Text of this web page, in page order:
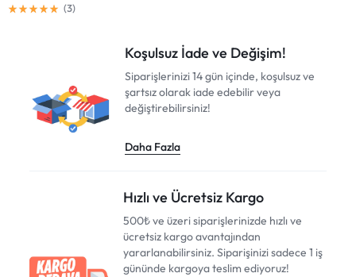
Koşulsuz İade ve Değişim!
Siparişlerinizi 14 gün içinde, koşulsuz ve
şartsız olarak iade edebilir veya
değiştirebilirsiniz!
Daha Fazla
Hızlı ve Ücretsiz Kargo
500₺ ve üzeri siparişlerinizde hızlı ve
ücretsiz kargo avantajından
yararlanabilirsiniz. Siparişinizi sadece 1 iş
gününde kargoya teslim ediyoruz!